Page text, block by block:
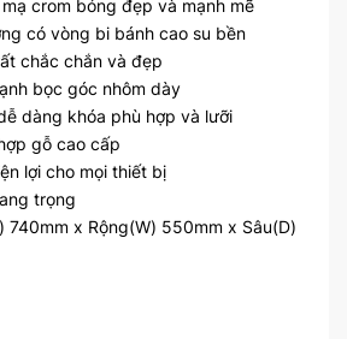
crom bóng đẹp và mạnh mẽ
có vòng bi bánh cao su bền
chắc chắn và đẹp
bọc góc nhôm dày
dàng khóa phù hợp và lưỡi
gỗ cao cấp
lợi cho mọi thiết bị
trọng
740mm x Rộng(W) 550mm x Sâu(D)